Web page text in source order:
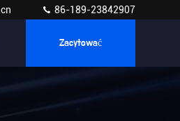
86-189-23842907
Zacytować